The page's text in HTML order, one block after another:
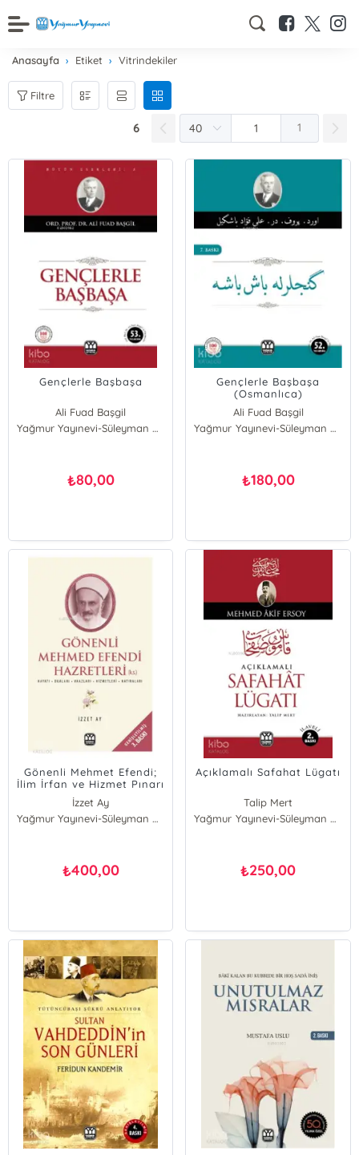
Anasayfa Etiket Vitrindekiler
Filtre
6 1
Gençlerle Başbaşa
Ali Fuad Başgil
Yağmur Yayınevi-Süleyman Özdemir
₺80,00
Gençlerle Başbaşa
(Osmanlıca)
Ali Fuad Başgil
Yağmur Yayınevi-Süleyman Özdemir
₺180,00
Gönenli Mehmet Efendi;
İlim İrfan ve Hizmet Pınarı
İzzet Ay
Yağmur Yayınevi-Süleyman Özdemir
₺400,00
Açıklamalı Safahat Lügatı
Talip Mert
Yağmur Yayınevi-Süleyman Özdemir
₺250,00